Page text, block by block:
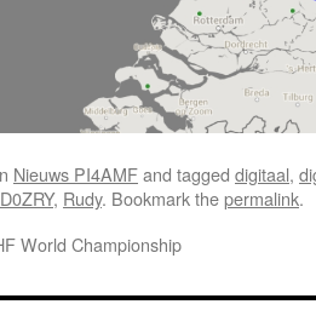
Nieuws PI4AMFand tagged digitaal,
, Rudy. Bookmark thepermalink.
World Championship